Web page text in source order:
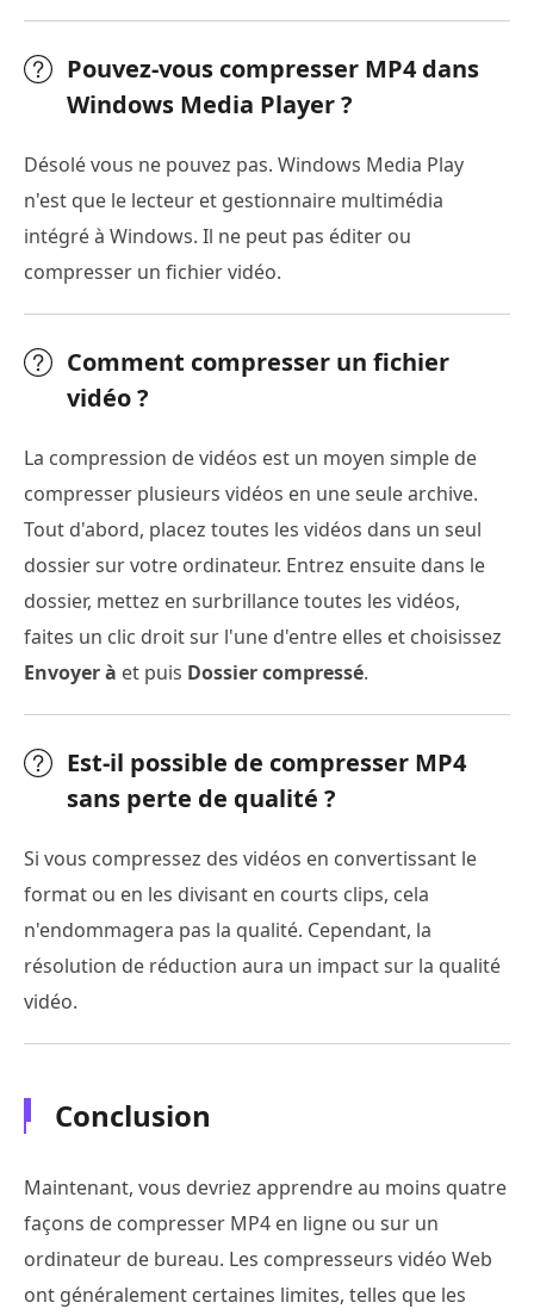
Pouvez-vous compresser MP4 dans
Windows Media Player ?
Désolé vous ne pouvez pas. Windows Media Play
n'est que le lecteur et gestionnaire multimédia
intégré à Windows. Il ne peut pas éditer ou
compresser un fichier vidéo.
Comment compresser un fichier
vidéo ?
La compression de vidéos est un moyen simple de
compresser plusieurs vidéos en une seule archive.
Tout d'abord, placez toutes les vidéos dans un seul
dossier sur votre ordinateur. Entrez ensuite dans le
dossier, mettez en surbrillance toutes les vidéos,
faites un clic droit sur l'une d'entre elles et choisissez
Envoyer à et puis Dossier compressé.
Est-il possible de compresser MP4
sans perte de qualité ?
Si vous compressez des vidéos en convertissant le
format ou en les divisant en courts clips, cela
n'endommagera pas la qualité. Cependant, la
résolution de réduction aura un impact sur la qualité
vidéo.
Conclusion
Maintenant, vous devriez apprendre au moins quatre
façons de compresser MP4 en ligne ou sur un
ordinateur de bureau. Les compresseurs vidéo Web
ont généralement certaines limites, telles que les